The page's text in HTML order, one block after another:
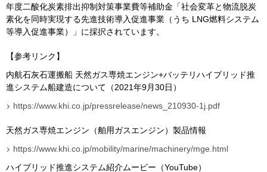
年度二酸化炭素排出抑制対策事業費等補助金「社会変革と物流脱炭
素化を同時実現する先進技術導入促進事業（うち LNG燃料システム
等導入促進事業）」に採択されています。
【参考リンク】
内航石灰石運搬船 天然ガス専焼エンジン+バッテリハイブリッド推
進システム船建造について（2021年9月30日）
https://www.khi.co.jp/pressrelease/news_210930-1j.pdf
天然ガス専焼エンジン（舶用ガスエンジン）製品情報
https://www.khi.co.jp/mobility/marine/machinery/mge.html
ハイブリッド推進システム紹介ムービー（YouTube）